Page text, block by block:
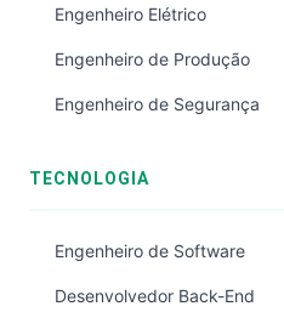
Engenheiro Elétrico
Engenheiro de Produção
Engenheiro de Segurança
TECNOLOGIA
Engenheiro de Software
Desenvolvedor Back-End